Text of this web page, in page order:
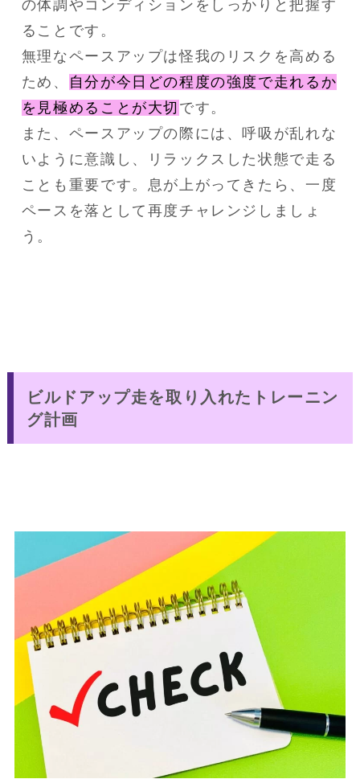
の体調やコンディションをしっかりと把握す
ることです。
無理なペースアップは怪我のリスクを高める
ため、
自分が今日どの程度の強度で走れるか
を見極めることが大切 です。
また、ペースアップの際には、呼吸が乱れな
いように意識し、リラックスした状態で走る
ことも重要です。息が上がってきたら、一度
ペースを落として再度チャレンジしましょ
う。
ビルドアップ走を取り入れたトレーニン
グ計画